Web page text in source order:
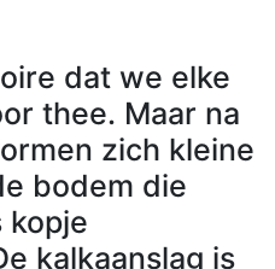
dat we elke
thee. Maar na
zich kleine
bodem die
kopje
kalkaanslag is